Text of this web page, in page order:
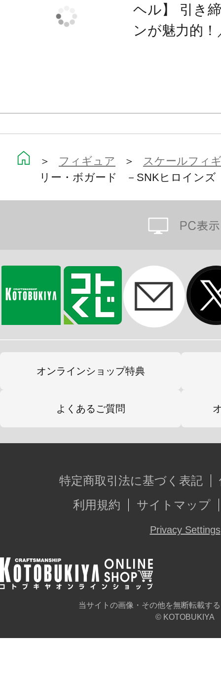
※画像は試作品です。実際の商品と
ヘル】 引き
ンが魅力的
＞ フィギュア ＞
スケールフィ
リー・ボガード －SNKヒロイン
オンラインショップ特典
よくあるご質問
特定商取引法に基づく表記
利用規約
サイトマップ
Privacy Settings
当サイトの画像・その他を無断転載す
© KOTOBUKIYA